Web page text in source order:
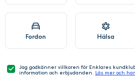
Fordon Hälsa
Jag godkänner villkoren för Enklares
information och erbjudanden. Läs mer och